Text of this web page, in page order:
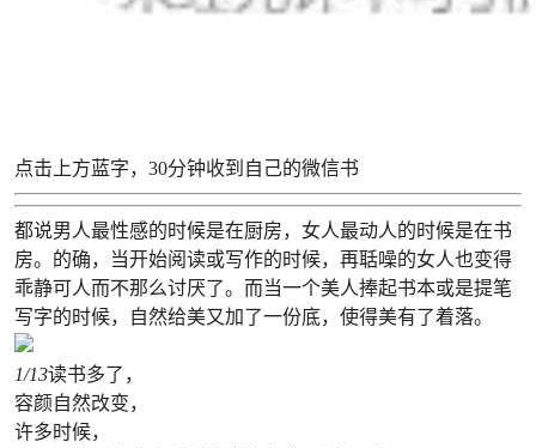
点击上方蓝字，30分钟收到自己的微信书
都说男人最性感的时候是在厨房，女人最动人的时候是在书
房。的确，当开始阅读或写作的时候，再聒噪的女人也变得
乖静可人而不那么讨厌了。而当一个美人捧起书本或是提笔
写字的时候，自然给美又加了一份底，使得美有了着落。
1/13读书多了，
容颜自然改变，
许多时候，